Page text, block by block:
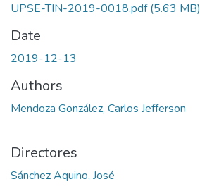
UPSE-TIN-2019-0018.pdf(5.63 MB)
Date
2019-12-13
Authors
Mendoza González, Carlos Jefferson
Directores
Sánchez Aquino, José